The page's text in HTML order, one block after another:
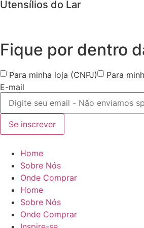
Utensílios do Lar
Fique por dentro
Para minha loja (CNPJ)
Para
E-mail
Se inscrever
Home
Sobre Nós
Onde Comprar
Home
Sobre Nós
Onde Comprar